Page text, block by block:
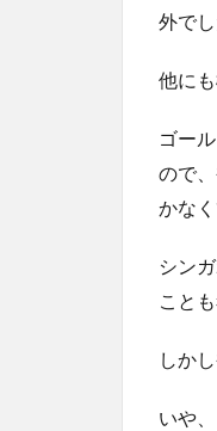
外でし
他に
ゴー
ので
かな
シン
こと
しか
いや